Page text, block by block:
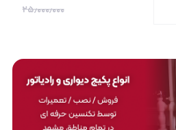
۲۵٫۰۰۰٫۰۰۰